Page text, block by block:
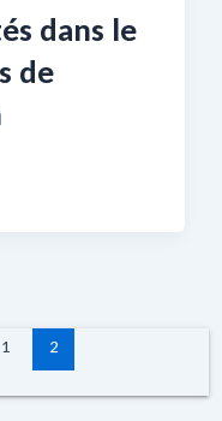
dans le
de
1 2